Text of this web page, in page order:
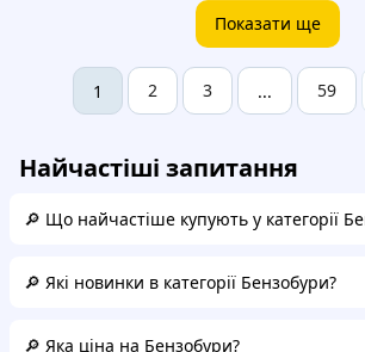
Показати ще
1 2 3 ... 59
Найчастіші запитання
🔎 Що найчастіше купують у категорії
🔎 Які новинки в категорії Бензобури?
🔎 Яка ціна на Бензобури?